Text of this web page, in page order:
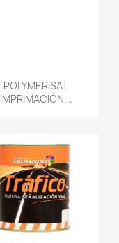
POLYMERISAT
IMPRIMACIÓN...